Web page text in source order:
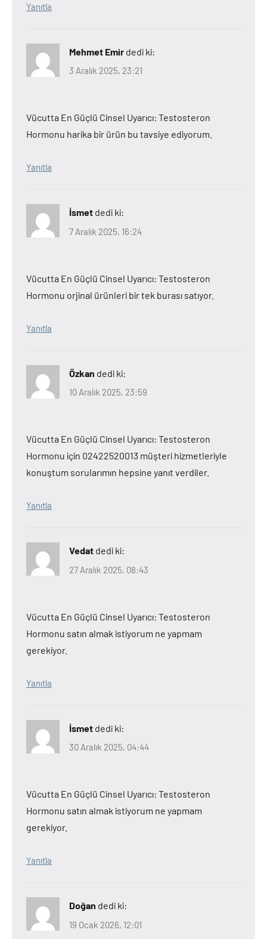
Yanıtla
Mehmet Emir dedi ki:
3 Aralık 2025, 23:21
Vücutta En Güçlü Cinsel Uyarıcı: Testosteron
Hormonu harika bir ürün bu tavsiye ediyorum.
Yanıtla
İsmet dedi ki:
7 Aralık 2025, 16:24
Vücutta En Güçlü Cinsel Uyarıcı: Testosteron
Hormonu orjinal ürünleri bir tek burası satıyor.
Yanıtla
Özkan dedi ki:
10 Aralık 2025, 23:59
Vücutta En Güçlü Cinsel Uyarıcı: Testosteron
Hormonu için 02422520013 müşteri hizmetleriyle
konuştum sorularımın hepsine yanıt verdiler.
Yanıtla
Vedat dedi ki:
27 Aralık 2025, 08:43
Vücutta En Güçlü Cinsel Uyarıcı: Testosteron
Hormonu satın almak istiyorum ne yapmam
gerekiyor.
Yanıtla
İsmet dedi ki:
30 Aralık 2025, 04:44
Vücutta En Güçlü Cinsel Uyarıcı: Testosteron
Hormonu satın almak istiyorum ne yapmam
gerekiyor.
Yanıtla
Doğan dedi ki:
19 Ocak 2026, 12:01